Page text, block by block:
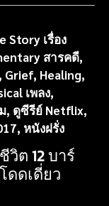
Story เรื่อง
สารคดี,
, Grief, Healing,
เพลง,
, ดูซีรีย์ Netflix,
, หนังฝรั่ง
วิต 12 บาร์
ดดเดี่ยว